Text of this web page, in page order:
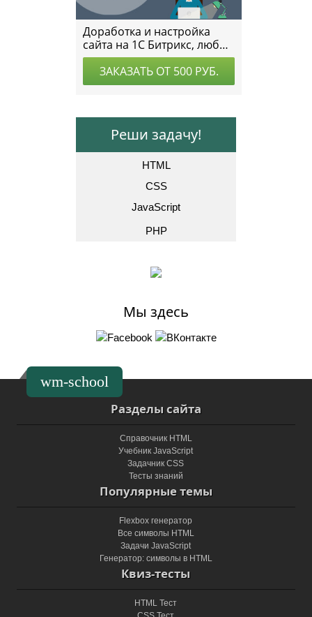
Реши задачу!
HTML
CSS
JavaScript
PHP
Мы здесь
wm-school
Разделы сайта
Справочник HTML
Учебник JavaScript
Задачник CSS
Тесты знаний
Популярные темы
Flexbox генератор
Все символы HTML
Задачи JavaScript
Генератор: символы в HTML
Квиз-тесты
HTML Тест